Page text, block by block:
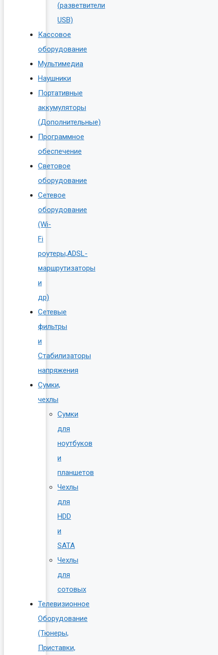
(разветвители
USB)
Кассовое
оборудование
Мультимедиа
Наушники
Портативные
аккумуляторы
(Дополнительные)
Программное
обеспечение
Световое
оборудование
Сетевое
оборудование
(Wi-
Fi
роутеры,ADSL-
маршрутизаторы
и
др)
Сетевые
фильтры
и
Стабилизаторы
напряжения
Сумки,
чехлы
Сумки
для
ноутбуков
и
планшетов
Чехлы
для
HDD
и
SATA
Чехлы
для
сотовых
Телевизионное
Оборудование
(Тюнеры,
Приставки,